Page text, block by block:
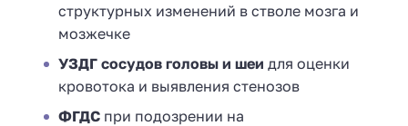
структурных изменений в стволе мозга и
мозжечке
УЗДГ сосудов головы и шеи для оценки
кровотока и выявления стенозов
ФГДС при подозрении на